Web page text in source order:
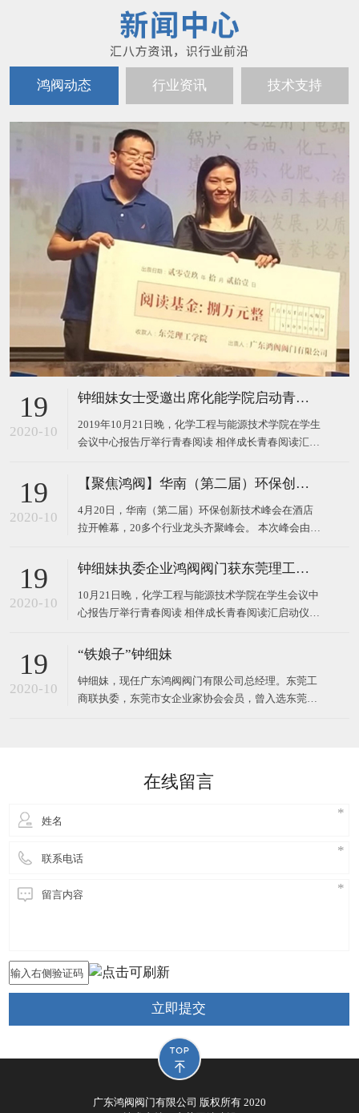
鸿阀动态 行业资讯 技术支持
19
2020-10
钟细妹女士受邀出席化能学院启动青春阅读汇系列活动
2019年10月21日晚，化学工程与能源技术学院在学生
会议中心报告厅举行青春阅读 相伴成长青春阅读汇启
限公司董事长钟细妹、化能学院党委书记夏勇、化能
场仪式。化能学院党委委员、各支部书记、政治辅导
员、班主任
19
2020-10
【聚焦鸿阀】华南（第二届）环保创新技术峰会
4月20日，华南（第二届）环保创新技术峰会在酒店
拉开帷幕，20多个行业龙头齐聚峰会。 本次峰会由广
司作为主办方，以高新技术对接，最新技术产品，超
用，共同将环
19
2020-10
钟细妹执委企业鸿阀阀门获东莞理工学院校长马宏伟亲赠牌匾
10月21日晚，化学工程与能源技术学院在学生会议中
心报告厅举行青春阅读 相伴成长青春阅读汇启动仪
妹，与东莞理工学院党委副书记、校长马宏伟，化能
处长廖文波出席本场仪式。化能学院各支部书记、政
治辅导员、班
19
2020-10
“铁娘子”钟细妹
钟细妹，现任广东鸿阀阀门有限公司总经理。东莞工
商联执委，东莞市女企业家协会会员，曾入选东莞报
在线留言
立即提交
广东鸿阀阀门有限公司 版权所有 2020